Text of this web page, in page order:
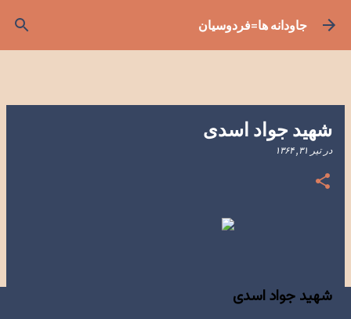
رد شدن به محتوای اصلیجاودانه ها=فردوسیان
شهید جواد اسدی
درتیر ۳۱, ۱۳۶۴
شهید جواد اسدی